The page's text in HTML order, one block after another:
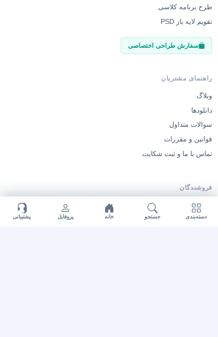
طرح برنامه کلاسی
تقویم لایه باز PSD
سفارش طراحی اختصاصی
راهنمای مشتریان
وبلاگ
دانلودها
سوالات متداول
قوانین و مقررات
تماس با ما و ثبت شکایت
فروشندگان
پیشخوان فروشندگان
فروشنده شوید
دسته‌بندی جستجو خانه پروفایل پشتیبانی